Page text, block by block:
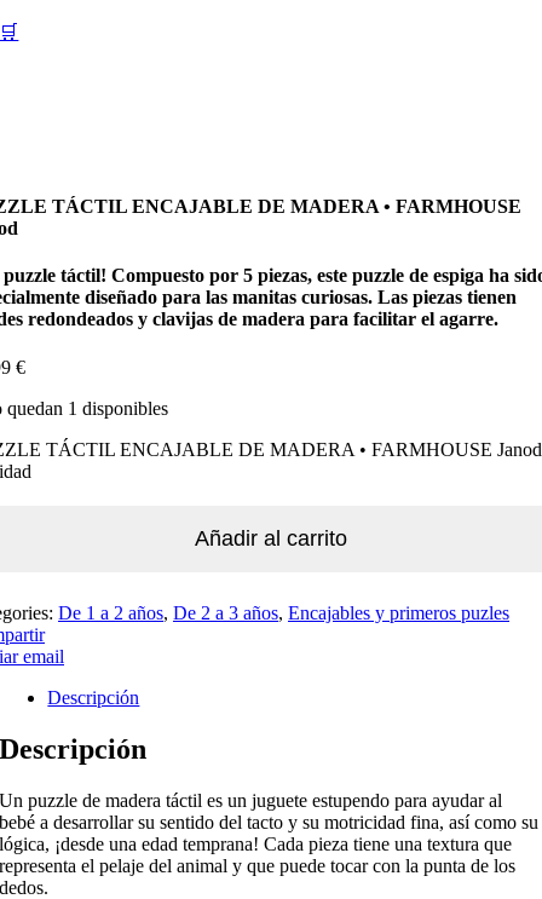
🛒
TÁCTIL ENCAJABLE DE MADERA • FARMHOUSE
puzzle táctil! Compuesto por 5 piezas, este puzzle de espiga ha
diseñado para las manitas curiosas. Las piezas tienen
redondeados y clavijas de madera para facilitar el agarre.
€
quedan 1 disponibles
TÁCTIL ENCAJABLE DE MADERA • FARMHOUSE Janod
Añadir al carrito
De 1 a 2 años, De 2 a 3 años, Encajables y primeros puzles
email
Descripción
Descripción
Un puzzle de madera táctil es un juguete estupendo para ayudar al
bebé a desarrollar su sentido del tacto y su motricidad fina, así como su
lógica, ¡desde una edad temprana! Cada pieza tiene una textura que
representa el pelaje del animal y que puede tocar con la punta de los
dedos.